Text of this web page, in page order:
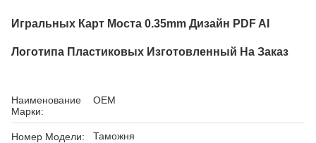
Игральных Карт Моста 0.35mm Дизайн PDF AI
Логотипа Пластиковых Изготовленный На Заказ
Наименование
Марки:
OEM
Номер Модели: Таможня